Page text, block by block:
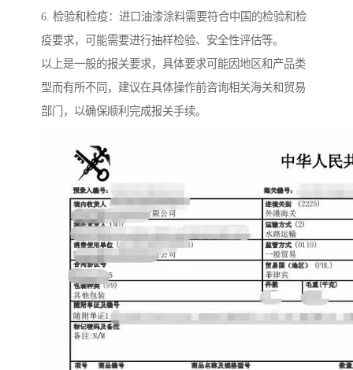
6. 检验和检疫：进口油漆涂料需要符合中国的检验和检
疫要求，可能需要进行抽样检验、安全性评估等。
以上是一般的报关要求，具体要求可能因地区和产品类
型而有所不同，建议在具体操作前咨询相关海关和贸易
部门，以确保顺利完成报关手续。